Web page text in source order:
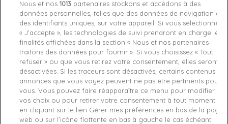
Derniers articles en stock
Je craque ! favorite_border
Livraison gratuite *
Retours sous 100 jours
Produit certifié authentique
Caractéristiques produit
Nous et nos1013 partenaires stockons et accédons à des
données personnelles, telles que des données de navigation ou
des identifiants uniques, sur votre appareil. Si vous sélectionnez
« J’accepte », les technologies de suivi prendront en charge les
finalités affichées dans la section « Nous et nos partenaires
traitons des données pour fournir ». Si vous choisissez « Tout
refuser » ou que vous retirez votre consentement, elles seront
désactivées. Si les traceurs sont désactivés, certains contenus et
annonces que vous voyez peuvent ne pas être pertinents pour
vous. Vous pouvez faire réapparaître ce menu pour modifier
vos choix ou pour retirer votre consentement à tout moment
en cliquant sur le lien Gérer mes préférences en bas de la page
web ou sur l’icône flottante en bas à gauche le cas échéant.